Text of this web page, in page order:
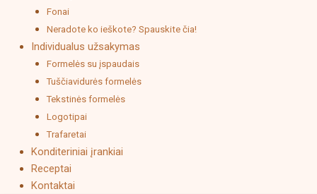
Fonai
Neradote ko ieškote? Spauskite čia!
Individualus užsakymas
Formelės su įspaudais
Tuščiavidurės formelės
Tekstinės formelės
Logotipai
Trafaretai
Konditeriniai įrankiai
Receptai
Kontaktai